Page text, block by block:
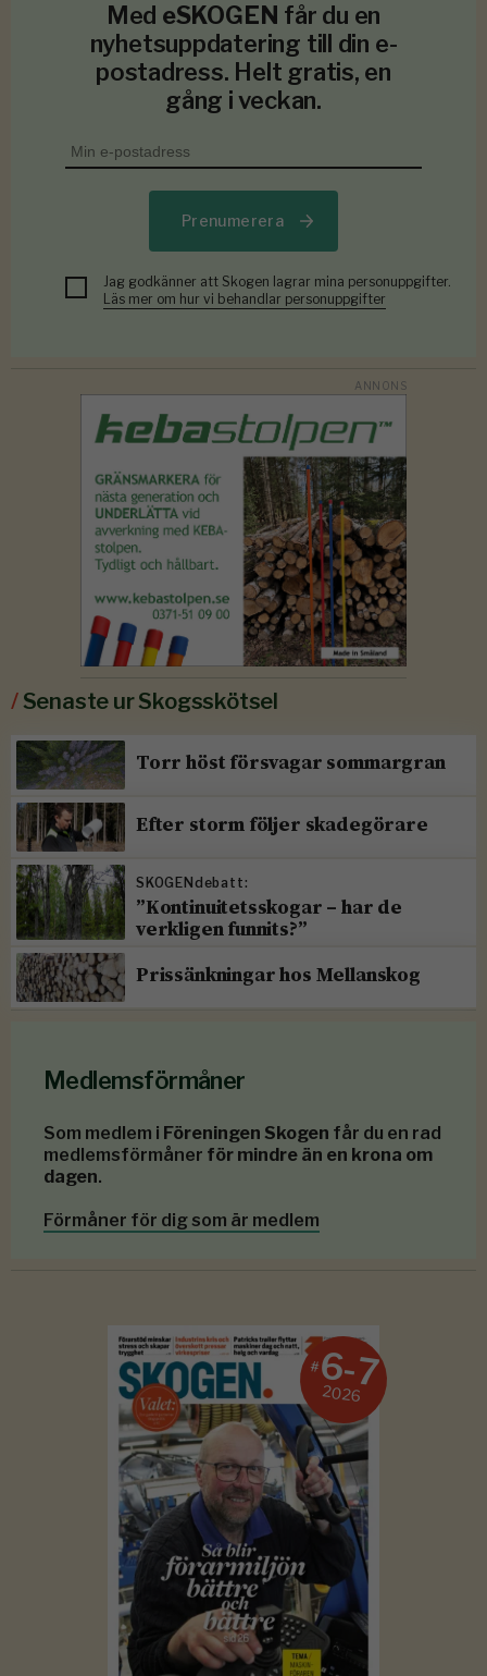
Med eSKOGEN får du en
nyhetsuppdatering till din e-
postadress. Helt gratis, en
gång i veckan.
Prenumerera
Jag godkänner att Skogen lagrar mina personuppgifter.
Läs mer om hur vi behandlar personuppgifter
/Senaste ur Skogsskötsel
Torr höst försvagar sommargran
Efter storm följer skadegörare
SKOGENdebatt:
”Kontinuitetsskogar – har de
verkligen funnits?”
Prissänkningar hos Mellanskog
Medlemsförmåner
Som medlem i Föreningen Skogen får du en rad
medlemsförmåner för mindre än en krona om
dagen.
Förmåner för dig som är medlem
#6-7
2026